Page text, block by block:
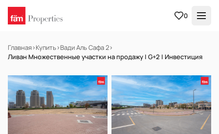
0
Главная›Купить›Вади Аль Сафа 2›
Ливан Множественные участки на продажу | G+2 | Инвестиция
НА ПРОДАЖУ Готов к заселению